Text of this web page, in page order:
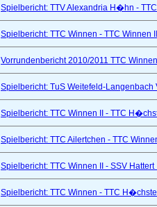
Spielbericht: TTV Alexandria H�hn -
Spielbericht: TTC Winnen - TTC Winnen
Vorrundenbericht 2010/2011 TTC
Spielbericht: TuS Weitefeld-
Spielbericht: TTC Winnen II - TTC
Spielbericht: TTC Ailertchen - TTC
Spielbericht: TTC Winnen II - SSV
Spielbericht: TTC Winnen - TTC